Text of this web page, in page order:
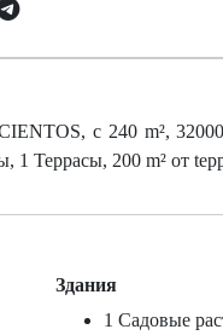
c 240 m²,
Террасы, 200 m² от
Здания
1 Садовые